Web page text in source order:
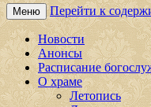
Меню Перейти к
Новости
Анонсы
Расписание
О храме
Летопись